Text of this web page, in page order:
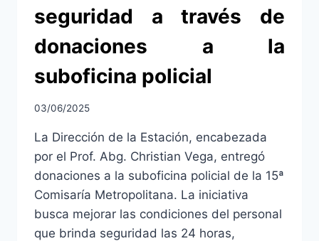
seguridad a través de
donaciones a la
suboficina policial
03/06/2025
La Dirección de la Estación, encabezada
por el Prof. Abg. Christian Vega, entregó
donaciones a la suboficina policial de la 15ª
Comisaría Metropolitana. La iniciativa
busca mejorar las condiciones del personal
que brinda seguridad las 24 horas,